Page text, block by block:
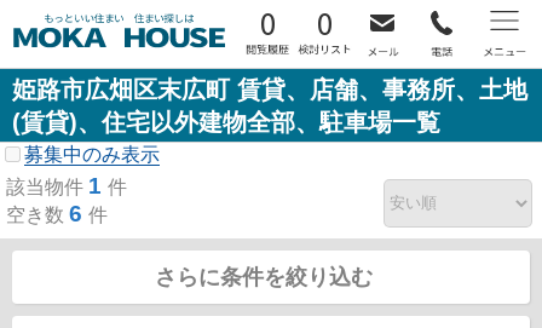
0 0
姫路市広畑区末広町 賃貸、店舗、事務所、土地
(賃貸)、住宅以外建物全部、駐車場一覧
募集中のみ表示
該当物件 1 件
空き数 6 件
さらに条件を絞り込む